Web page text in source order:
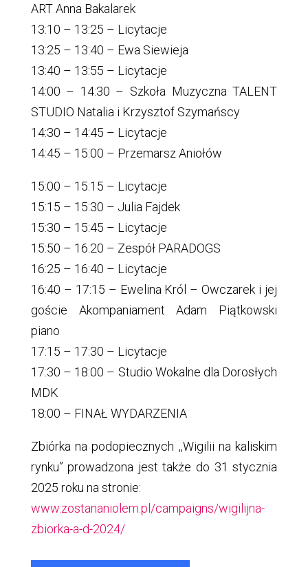
ART Anna Bakalarek
13:10 – 13:25 – Licytacje
13:25 – 13:40 – Ewa Siewieja
13:40 – 13:55 – Licytacje
14:00 – 14:30 – Szkoła Muzyczna TALENT
STUDIO Natalia i Krzysztof Szymańscy
14:30 – 14:45 – Licytacje
14:45 – 15:00 – Przemarsz Aniołów
15:00 – 15:15 – Licytacje
15:15 – 15:30 – Julia Fajdek
15:30 – 15:45 – Licytacje
15:50 – 16:20 – Zespół PARADOGS
16:25 – 16:40 – Licytacje
16:40 – 17:15 – Ewelina Król – Owczarek i jej
goście Akompaniament Adam Piątkowski
piano
17:15 – 17:30 – Licytacje
17:30 – 18:00 – Studio Wokalne dla Dorosłych
MDK
18:00 – FINAŁ WYDARZENIA
Zbiórka na podopiecznych ,,Wigilii na kaliskim
rynku” prowadzona jest także do 31 stycznia
2025 roku na stronie:
www.zostananiolem.pl/campaigns/wigilijna-
zbiorka-a-d-2024/